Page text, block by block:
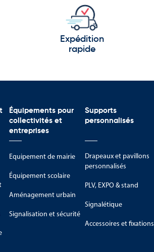
en galerie marchande, en
futurs clients et de renforcer la
Expédition
rapide
Équipements pour
collectivités et
entreprises
Equipement de mairie
Équipement scolaire
Aménagement urbain
Signalisation et sécurité
Supports
personnalisés
Drapeaux et pavillons
personnalisés
PLV, EXPO & stand
Signalétique
Accessoires et fixations